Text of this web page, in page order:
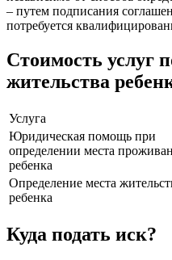
– путем подписания
потребуется
Стоимость услуг
жительства
Услуга
Юридическая помощь при
определении места
ребенка
Определение места
ребенка
Куда подать иск?